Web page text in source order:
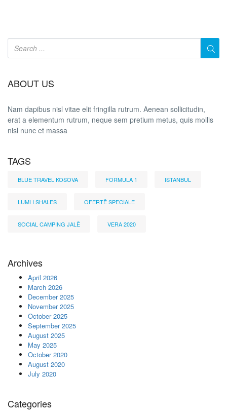
ABOUT US
Nam dapibus nisl vitae elit fringilla rutrum. Aenean sollicitudin,
erat a elementum rutrum, neque sem pretium metus, quis mollis
nisl nunc et massa
TAGS
BLUE TRAVEL KOSOVA FORMULA 1 ISTANBUL
LUMI I SHALES OFERTË SPECIALE
SOCIAL CAMPING JALË VERA 2020
Archives
April 2026
March 2026
December 2025
November 2025
October 2025
September 2025
August 2025
May 2025
October 2020
August 2020
July 2020
Categories